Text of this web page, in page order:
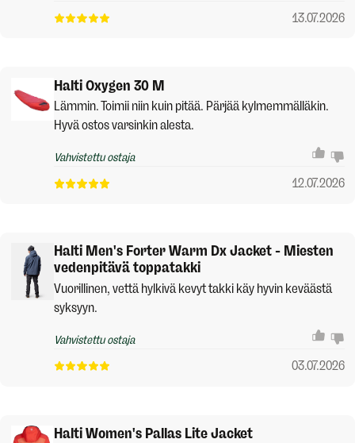
13.07.2026
Halti Oxygen 30 M
Lämmin. Toimii niin kuin pitää. Pärjää kylmemmälläkin.
Hyvä ostos varsinkin alesta.
Vahvistettu ostaja
12.07.2026
Halti Men's Forter Warm Dx Jacket - Miesten
vedenpitävä toppatakki
Vuorillinen, vettä hylkivä kevyt takki käy hyvin keväästä
syksyyn.
Vahvistettu ostaja
03.07.2026
Halti Women's Pallas Lite Jacket